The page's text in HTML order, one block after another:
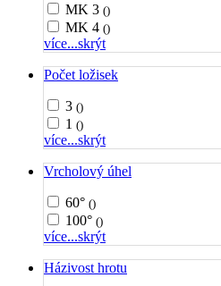
MK 3 ()
MK 4 ()
více...skrýt
Počet ložisek
3 ()
1 ()
více...skrýt
Vrcholový úhel
60° ()
100° ()
více...skrýt
Házivost hrotu